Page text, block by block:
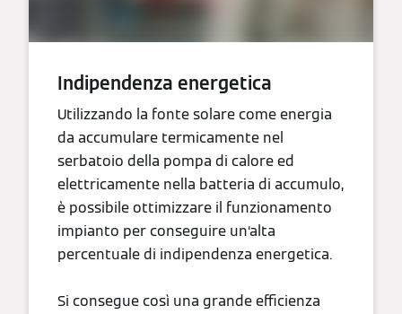
Indipendenza energetica
Utilizzando la fonte solare come energia
da accumulare termicamente nel
serbatoio della pompa di calore ed
elettricamente nella batteria di accumulo,
è possibile ottimizzare il funzionamento
impianto per conseguire un‘alta
percentuale di indipendenza energetica.
Si consegue così una grande efficienza